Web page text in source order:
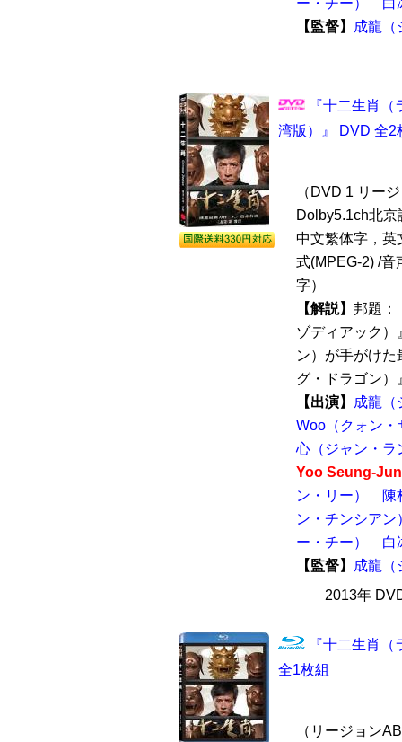
【監督】
成龍（
『十二生肖
湾版）』 DVD 全2
（DVD 1 リー
Dolby5.1ch北
中文繁体字，英
式(MPEG-2) /音
字）
【解説】 邦題：
ゾディアック）
ン）が手がけ
グ・ドラゴン）
【出演】
成龍（
Woo（クォン・
心（ジャン・ラ
Yoo Seung-
ン・リー）
陳
ン・チンシアン
ー・チー）
白
【監督】
成龍（
2013年
『十二生肖
全1枚組
（リージョン